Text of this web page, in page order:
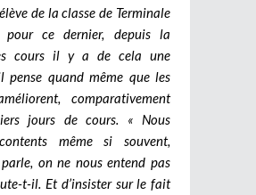
de la classe de Terminale
ce dernier, depuis la
cours il y a de cela une
pense quand même que les
comparativement
jours de cours. « Nous
même si souvent,
on ne nous entend pas
t-il. Et d’insister sur le fait